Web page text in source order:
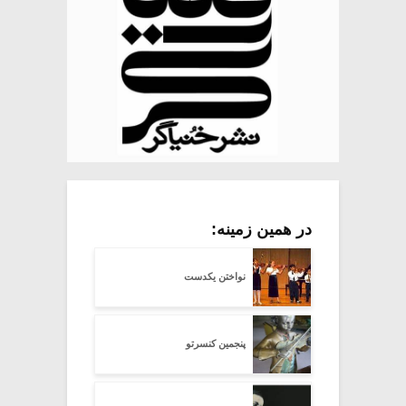
در همین زمینه:
نواختن یکدست
پنجمین کنسرتو